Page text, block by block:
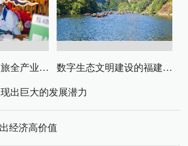
从票根经济到文旅全产业链升级 数字生态文明建设的福建路径与启示
出巨大的发展潜力
经济高价值